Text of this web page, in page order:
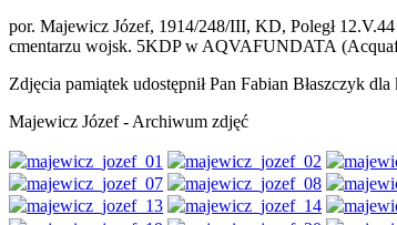
por. Majewicz Józef, 1914/248/III, KD, Poległ
cmentarzu wojsk. 5KDP w AQVAFUNDATA
Zdjęcia pamiątek udostępnił Pan Fabian Błaszczyk
Majewicz Józef - Archiwum zdjęć